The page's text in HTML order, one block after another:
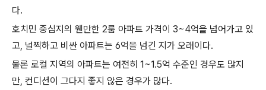
다.
호치민 중심지의 웬만한 2룸 아파트 가격이 3~4억을 넘어가고 있
고, 널찍하고 비싼 아파트는 6억을 넘긴 지가 오래이다.
물론 로컬 지역의 아파트는 여전히 1~1.5억 수준인 경우도 많지
만, 컨디션이 그다지 좋지 않은 경우가 많다.